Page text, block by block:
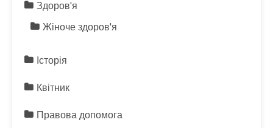
Здоров'я
Жіноче здоров'я
Історія
Квітник
Правова допомога